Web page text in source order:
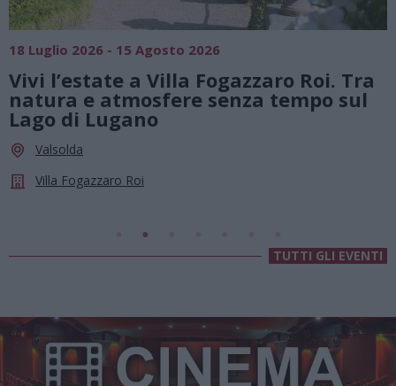
Summer Green Festival: fino al 23
agosto, musica e divertimento sotto
le stelle a Cassano Magnago
TUTTI GLI EVENTI